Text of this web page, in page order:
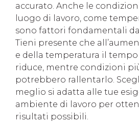
accurato. Anche le
luogo di lavoro, come
sono fattori fondamentali da
Tieni presente che
e della temperatura il
riduce, mentre condizioni
potrebbero rallentarlo.
meglio si adatta alle tue
ambiente di lavoro per
risultati possibili.